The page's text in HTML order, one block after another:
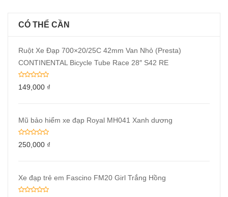
CÓ THỂ CẦN
Ruột Xe Đạp 700×20/25C 42mm Van Nhỏ (Presta)
CONTINENTAL Bicycle Tube Race 28″ S42 RE
149,000 ₫
Mũ bảo hiểm xe đạp Royal MH041 Xanh dương
250,000 ₫
Xe đạp trẻ em Fascino FM20 Girl Trắng Hồng